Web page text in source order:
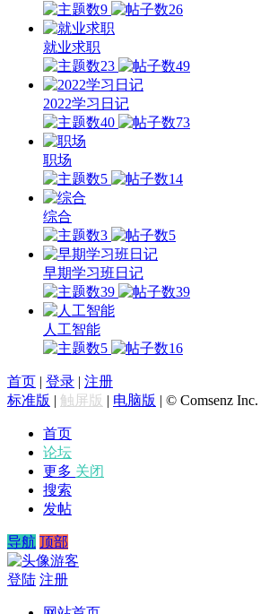
9
26
就业求职
23
49
2022学习日记
40
73
职场
5
14
综合
3
5
早期学习班日记
39
39
人工智能
5
16
首页 | 登录 | 注册
标准版 | 触屏版 | 电脑版 | © Comsenz Inc.
首页
论坛
更多 关闭
搜索
发帖
导航 顶部
游客
登陆 注册